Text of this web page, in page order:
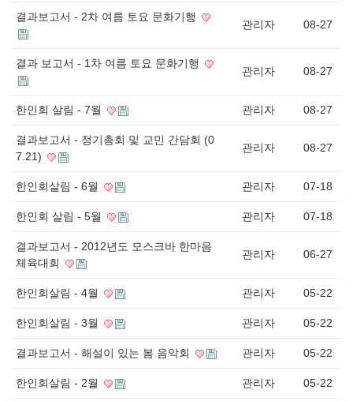
결과보고서 - 2차 여름 토요 문화기행
관리자 08-27
결과 보고서 - 1차 여름 토요 문화기행
관리자 08-27
한인회 살림 - 7월 관리자 08-27
결과보고서 - 정기총회 및 교민 간담회 (0
7.21)
관리자 08-27
한인회살림 - 6월 관리자 07-18
한인회 살림 - 5월 관리자 07-18
결과보고서 - 2012년도 모스크바 한마음
체육대회
관리자 06-27
한인회살림 - 4월 관리자 05-22
한인회살림 - 3월 관리자 05-22
결과보고서 - 해설이 있는 봄 음악회 관리자 05-22
한인회살림 - 2월 관리자 05-22